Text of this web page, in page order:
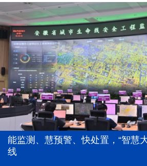
能监测、慧预警、快处置，“智慧
线